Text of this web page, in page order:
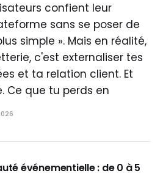
confient leur
sans se poser de
simple ». Mais en réalité,
c'est externaliser tes
et ta relation client. Et
Ce que tu perds en
événementielle : de 0 à 5